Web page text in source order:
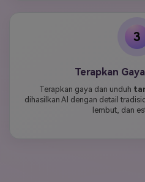
3
Terapkan
Terapkan gaya dan unduh
dihasilkan AI dengan detail
lembut, dan